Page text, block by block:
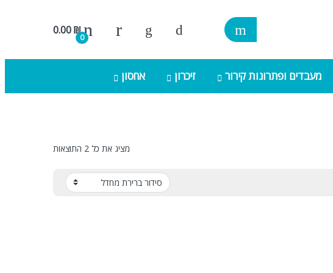
0
0.00₪
מעבדים ופתרונות קירור זיכרון אחסון
מציג את כל 2 התוצאות